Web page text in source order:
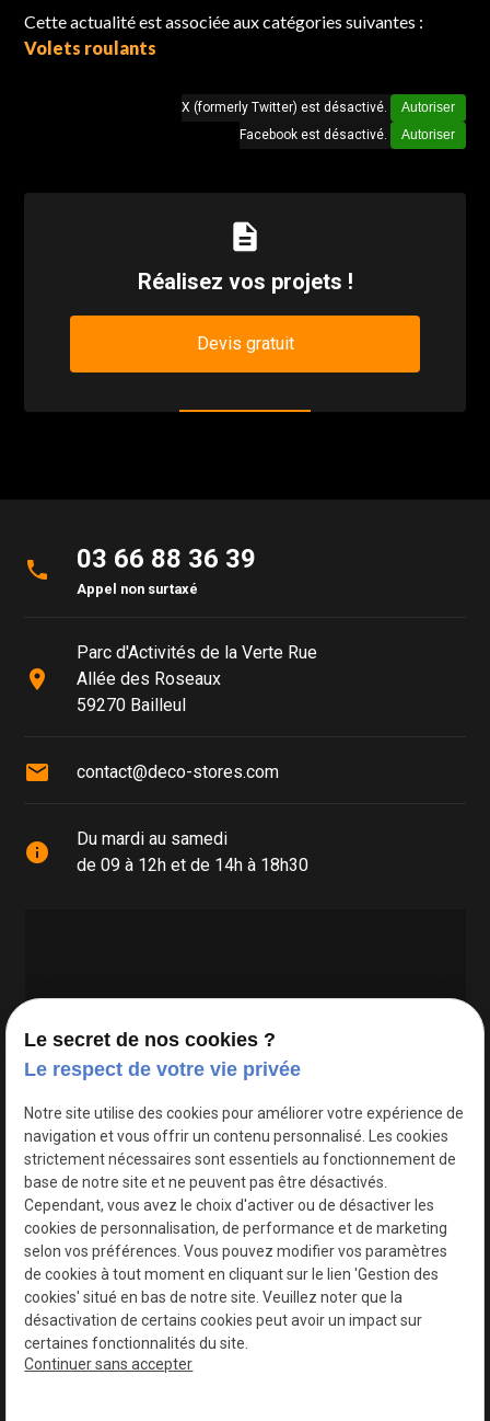
Cette actualité est associée aux catégories suivantes :
Volets roulants
X (formerly Twitter) est désactivé.
Autoriser
Facebook est désactivé.
Autoriser
description
Réalisez vos projets !
Devis gratuit
phone 03 66 88 36 39
Appel non surtaxé
place
Parc d'Activités de la Verte Rue
Allée des Roseaux
59270 Bailleul
mail contact@deco-stores.com
info
Du mardi au samedi
de 09 à 12h et de 14h à 18h30
Google Maps Search API est désactivé.
Le secret de nos cookies ?
Le respect de votre vie privée
Notre site utilise des cookies pour améliorer votre expérience de
navigation et vous offrir un contenu personnalisé. Les cookies
strictement nécessaires sont essentiels au fonctionnement de
base de notre site et ne peuvent pas être désactivés.
Cependant, vous avez le choix d'activer ou de désactiver les
cookies de personnalisation, de performance et de marketing
selon vos préférences. Vous pouvez modifier vos paramètres
de cookies à tout moment en cliquant sur le lien 'Gestion des
cookies' situé en bas de notre site. Veuillez noter que la
désactivation de certains cookies peut avoir un impact sur
certaines fonctionnalités du site.
Continuer sans accepter